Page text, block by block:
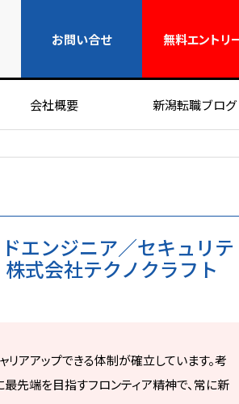
お問い合せ 無料エントリ
会社概要 新潟転職ブログ
エンジニア／セキュリテ
式会社テクノクラフト
アアップできる体制が確立しています。考
最先端を目指すフロンティア精神で、常に新